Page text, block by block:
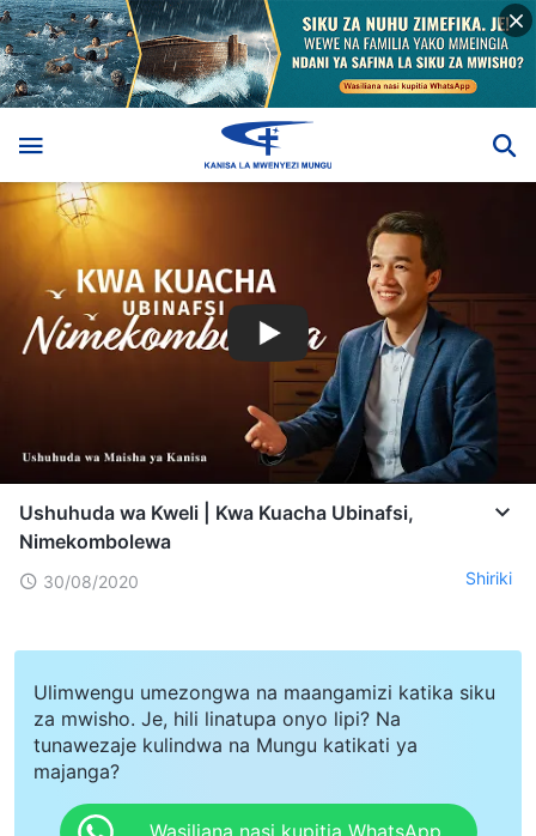
Ushuhuda wa Kweli | Kwa Kuacha Ubinafsi,
Nimekombolewa
30/08/2020 Shiriki
Ulimwengu umezongwa na maangamizi katika siku
za mwisho. Je, hili linatupa onyo lipi? Na
tunawezaje kulindwa na Mungu katikati ya
majanga?